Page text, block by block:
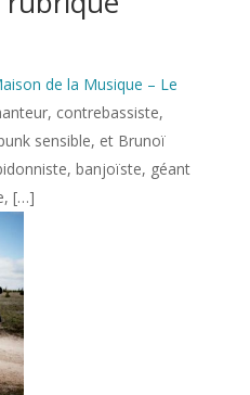
de la Musique – Le
contrebassiste,
sensible, et Brunoï
banjoïste, géant
[…]